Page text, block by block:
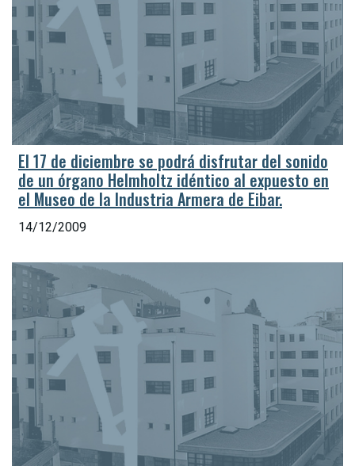
El 17 de diciembre se podrá disfrutar del sonido
de un órgano Helmholtz idéntico al expuesto en
el Museo de la Industria Armera de Eibar.
14/12/2009